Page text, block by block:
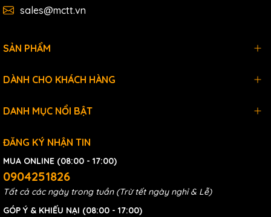
sales@mctt.vn
SẢN PHẨM
DÀNH CHO KHÁCH HÀNG
DANH MỤC NỔI BẬT
ĐĂNG KÝ NHẬN TIN
MUA ONLINE (08:00 - 17:00)
0904251826
Tất cả các ngày trong tuần (Trừ tết ngày nghỉ & Lễ)
GÓP Ý & KHIẾU NẠI (08:00 - 17:00)